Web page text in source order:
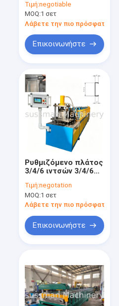
από μέταλλο με
αλυσίδα
Τιμή:negotiable
MOQ:1 σετ
Λάβετε την πιο πρόσφατη
Επικοινωνήστε
Ρυθμιζόμενο πλάτος
3/4/6 ιντσών 3/4/6
διαμόρφωσης
κυλίνδρου C Stud για
Γυψοσανίδες
αποθήκη C Channel
Τιμή:negotation
MOQ:1 σετ
Λάβετε την πιο πρόσφατη
Επικοινωνήστε